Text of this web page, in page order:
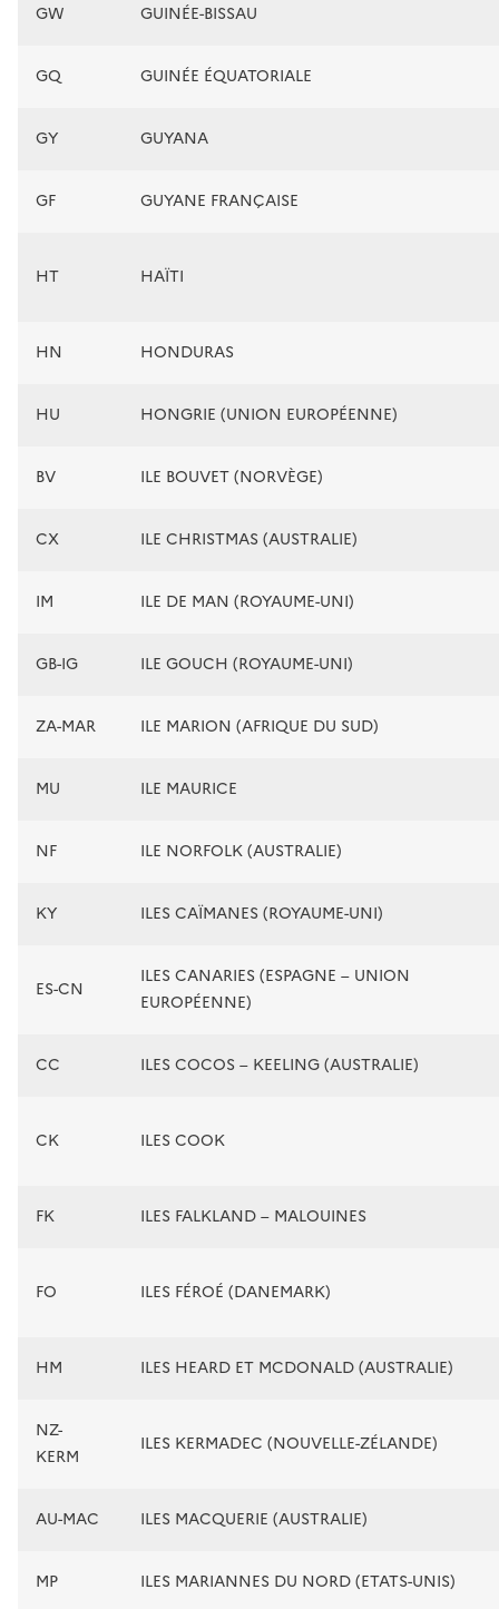
GW GUINÉE-BISSAU
GQ GUINÉE ÉQUATORIALE
GY GUYANA
GF GUYANE FRANÇAISE
HT HAÏTI
HN HONDURAS
HU HONGRIE (UNION EUROPÉENNE)
BV ILE BOUVET (NORVÈGE)
CX ILE CHRISTMAS (AUSTRALIE)
IM ILE DE MAN (ROYAUME-UNI)
GB-IG ILE GOUCH (ROYAUME-UNI)
ZA-MAR ILE MARION (AFRIQUE DU SUD)
MU ILE MAURICE
NF ILE NORFOLK (AUSTRALIE)
KY ILES CAÏMANES (ROYAUME-UNI)
ES-CN
ILES CANARIES (ESPAGNE – UNION
EUROPÉENNE)
CC ILES COCOS – KEELING (AUSTRALIE)
CK ILES COOK
FK ILES FALKLAND – MALOUINES
FO ILES FÉROÉ (DANEMARK)
HM ILES HEARD ET MCDONALD (AUSTRALIE)
NZ-
KERM
ILES KERMADEC (NOUVELLE-ZÉLANDE)
AU-MAC ILES MACQUERIE (AUSTRALIE)
MP ILES MARIANNES DU NORD (ETATS-UNIS)